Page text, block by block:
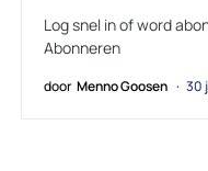
Log snel in of word
Abonneren
door Menno Goosen 30